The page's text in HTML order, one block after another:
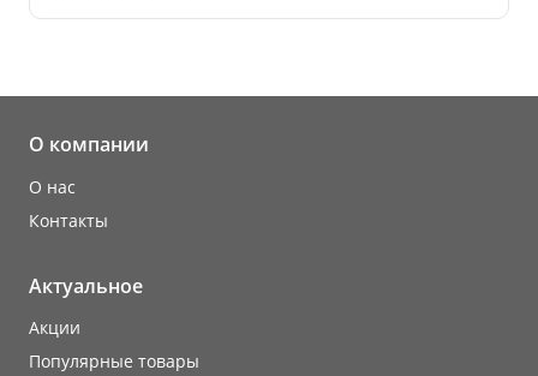
О компании
О нас
Контакты
Актуальное
Акции
Популярные товары